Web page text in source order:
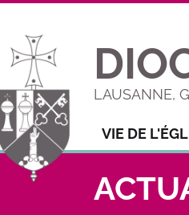
LAUSANNE,
VIE DE